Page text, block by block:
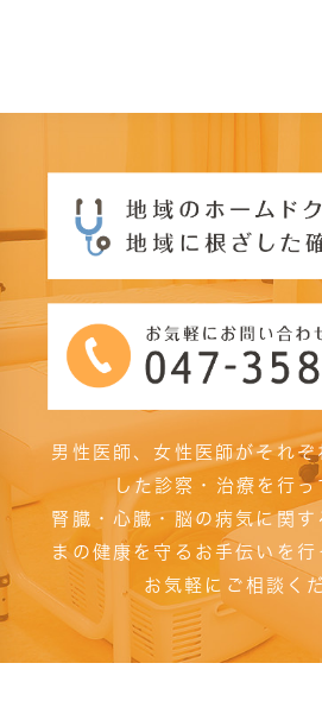
男性医師、女性医師がそれ
した診察・治療を行
腎臓・心臓・脳の病気に関
まの健康を守るお手伝いを行
お気軽にご相談く